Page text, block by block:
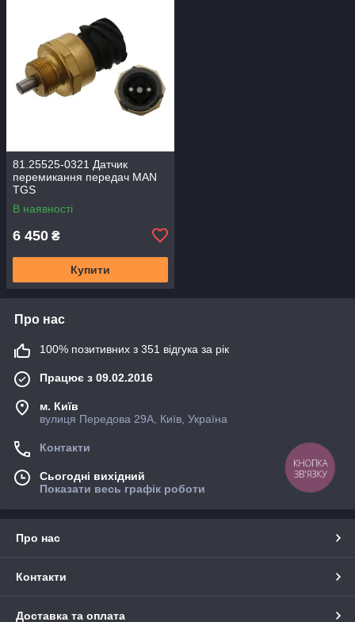
81.25525-0321 Датчик
перемикання передач MAN
TGS
В наявності
6 450 ₴
Купити
Про нас
100% позитивних з 351 відгука за рік
Працює з 09.02.2016
м. Київ
вулиця Передова 29А, Київ, Україна
Контакти
Сьогодні вихідний
Показати весь графік роботи
Про нас
Контакти
Доставка та оплата
КНОПКА
ЗВ'ЯЗКУ